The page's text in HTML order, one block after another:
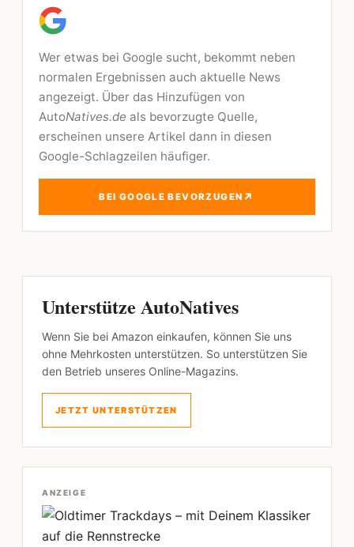
Wer etwas bei Google sucht, bekommt neben
normalen Ergebnissen auch aktuelle News
angezeigt. Über das Hinzufügen von
AutoNatives.de als bevorzugte Quelle,
erscheinen unsere Artikel dann in diesen
Google-Schlagzeilen häufiger.
BEI GOOGLE BEVORZUGEN ↗
Unterstütze AutoNatives
Wenn Sie bei Amazon einkaufen, können Sie uns
ohne Mehrkosten unterstützen. So unterstützen Sie
den Betrieb unseres Online-Magazins.
JETZT UNTERSTÜTZEN
ANZEIGE